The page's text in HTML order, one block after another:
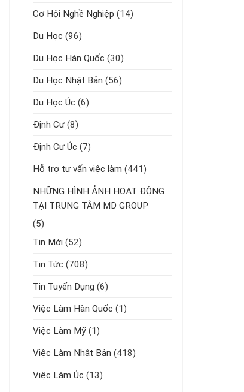
Cơ Hội Nghề Nghiệp (14)
Du Học (96)
Du Học Hàn Quốc (30)
Du Học Nhật Bản (56)
Du Học Úc (6)
Định Cư (8)
Định Cư Úc (7)
Hỗ trợ tư vấn việc làm (441)
NHỮNG HÌNH ẢNH HOẠT ĐỘNG
TẠI TRUNG TÂM MD GROUP
(5)
Tin Mới (52)
Tin Tức (708)
Tin Tuyển Dụng (6)
Việc Làm Hàn Quốc (1)
Việc Làm Mỹ (1)
Việc Làm Nhật Bản (418)
Việc Làm Úc (13)